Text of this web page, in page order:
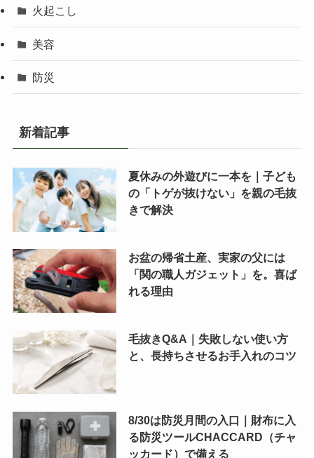
火起こし
美容
防災
新着記事
夏休みの外遊びに一本を｜子ども
の「トゲが抜けない」を親の毛抜
きで解決
お盆の帰省土産、実家の父には
「関の職人ガジェット」を。喜ば
れる理由
毛抜きQ&A｜失敗しない使い方
と、長持ちさせるお手入れのコツ
8/30は防災月間の入口｜財布に入
る防災ツールCHACCARD（チャ
ッカード）で備える